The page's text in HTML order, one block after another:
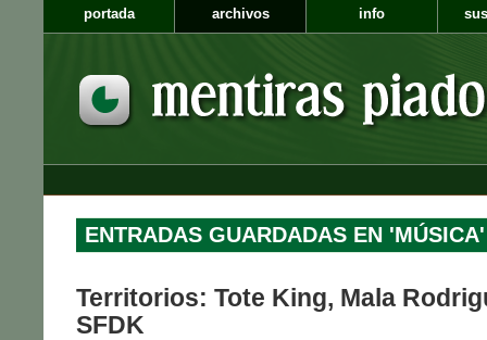
portada archivos info
ENTRADAS GUARDADAS EN 'MÚSICA'
Territorios: Tote King, Mala
SFDK